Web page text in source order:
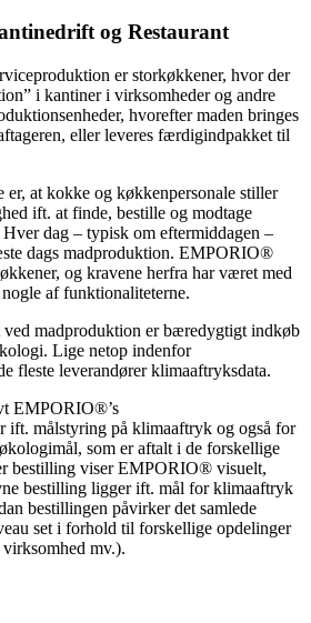
og Restaurant
er storkøkkener, hvor der
i kantiner i virksomheder og andre
hvorefter maden bringes
eller leveres færdigindpakket til
at kokke og køkkenpersonale stiller
ift. at finde, bestille og modtage
dag – typisk om eftermiddagen –
dags madproduktion. EMPORIO®
og kravene herfra har været med
af funktionaliteterne.
madproduktion er bæredygtigt indkøb
Lige netop indenfor
fleste leverandører klimaaftryksdata.
EMPORIO®’s
ift. målstyring på klimaaftryk og også for
som er aftalt i de forskellige
bestilling viser EMPORIO® visuelt,
bestilling ligger ift. mål for klimaaftryk
bestillingen påvirker det samlede
set i forhold til forskellige opdelinger
mv.).